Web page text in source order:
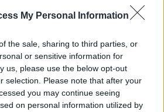
My Personal Information
the sale, sharing to third parties, or
or sensitive information for
us, please use the below opt-out
selection. Please note that after your
you may continue seeing
on personal information utilized by
és láttuk az Andrássy
történetét, most nézzük végig a